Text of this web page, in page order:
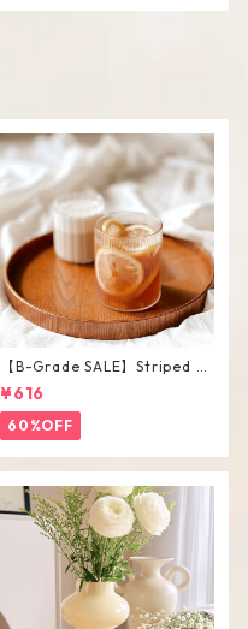
【B-Grade SALE】Striped Sh
ort Glass / M
¥616
60%OFF